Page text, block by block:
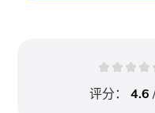
评分： 4.6